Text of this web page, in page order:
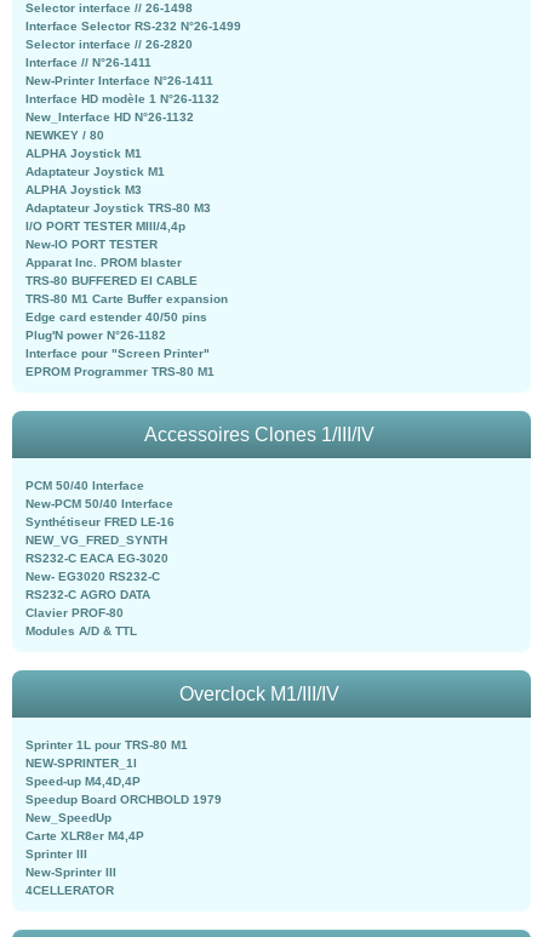
Selector interface // 26-1498
Interface Selector RS-232 N°26-1499
Selector interface // 26-2820
Interface // N°26-1411
New-Printer Interface N°26-1411
Interface HD modèle 1 N°26-1132
New_Interface HD N°26-1132
NEWKEY / 80
ALPHA Joystick M1
Adaptateur Joystick M1
ALPHA Joystick M3
Adaptateur Joystick TRS-80 M3
I/O PORT TESTER MIII/4,4p
New-IO PORT TESTER
Apparat Inc. PROM blaster
TRS-80 BUFFERED EI CABLE
TRS-80 M1 Carte Buffer expansion
Edge card estender 40/50 pins
Plug'N power N°26-1182
Interface pour "Screen Printer"
EPROM Programmer TRS-80 M1
Accessoires Clones 1/III/IV
PCM 50/40 Interface
New-PCM 50/40 Interface
Synthétiseur FRED LE-16
NEW_VG_FRED_SYNTH
RS232-C EACA EG-3020
New- EG3020 RS232-C
RS232-C AGRO DATA
Clavier PROF-80
Modules A/D & TTL
Overclock M1/III/IV
Sprinter 1L pour TRS-80 M1
NEW-SPRINTER_1l
Speed-up M4,4D,4P
Speedup Board ORCHBOLD 1979
New_SpeedUp
Carte XLR8er M4,4P
Sprinter III
New-Sprinter III
4CELLERATOR